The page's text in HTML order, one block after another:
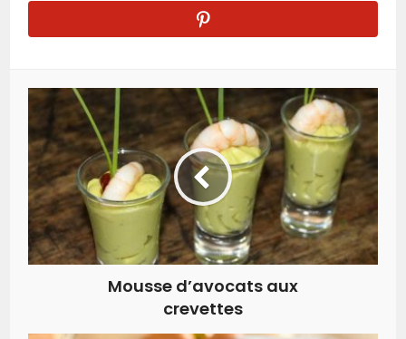
Mousse d’avocats aux
crevettes